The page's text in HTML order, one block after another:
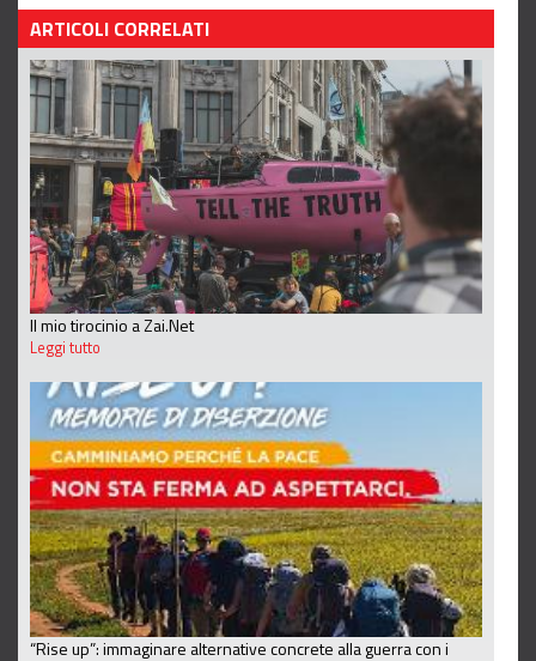
ARTICOLI CORRELATI
Il mio tirocinio a Zai.Net
Leggi tutto
“Rise up”: immaginare alternative concrete alla guerra con i